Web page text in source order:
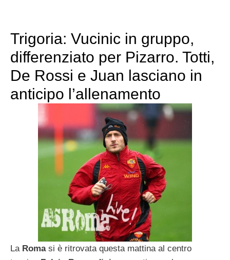
Trigoria: Vucinic in gruppo,
differenziato per Pizarro. Totti,
De Rossi e Juan lasciano in
anticipo l’allenamento
La Roma si è ritrovata questa mattina al centro